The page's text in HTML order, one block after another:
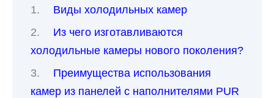
Виды холодильных камер
Из чего изготавливаются
холодильные камеры нового поколения?
Преимущества использования
камер из панелей с наполнителями PUR